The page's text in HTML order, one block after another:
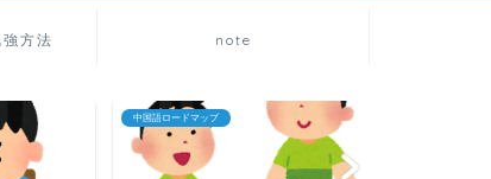
方法 note
中国語ロードマップ